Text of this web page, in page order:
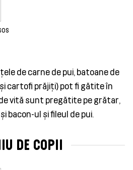
de carne de pui, batoane de
cartofi prăjiți) pot fi gătite în
vită sunt pregătite pe grătar,
bacon-ul și fileul de pui.
DE COPII